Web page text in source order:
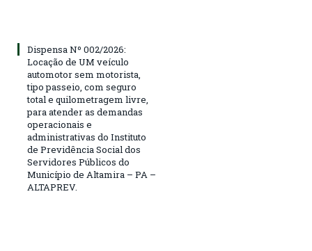
Dispensa Nº 002/2026:
Locação de UM veículo
automotor sem motorista,
tipo passeio, com seguro
total e quilometragem livre,
para atender as demandas
operacionais e
administrativas do Instituto
de Previdência Social dos
Servidores Públicos do
Município de Altamira – PA –
ALTAPREV.